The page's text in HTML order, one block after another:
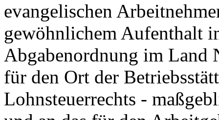
evangelischen
gewöhnlichem Aufenthalt
Abgabenordnung im Land
für den Ort der
Lohnsteuerrechts -